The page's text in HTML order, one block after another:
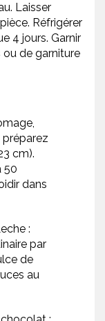
Laisser
Réfrigérer
4 jours. Garnir
ou de garniture
cm).
50
dans
:
par
de
au